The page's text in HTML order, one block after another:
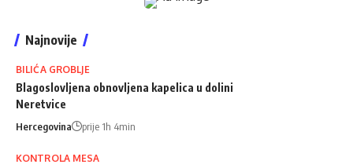
Najnovije
BILIĆA GROBLJE
Blagoslovljena obnovljena kapelica u dolini
Neretvice
Hercegovina prije 1h 4min
KONTROLA MESA